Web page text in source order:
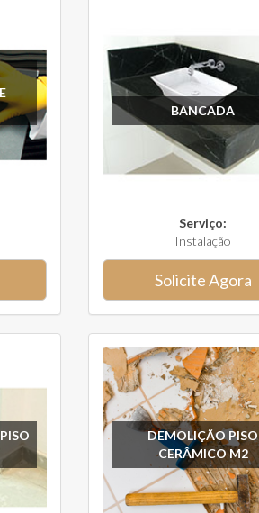
BANCADA
Serviço:
Instalação
Solicite Agora
DEMOLIÇÃO PISO
CERÂMICO M2